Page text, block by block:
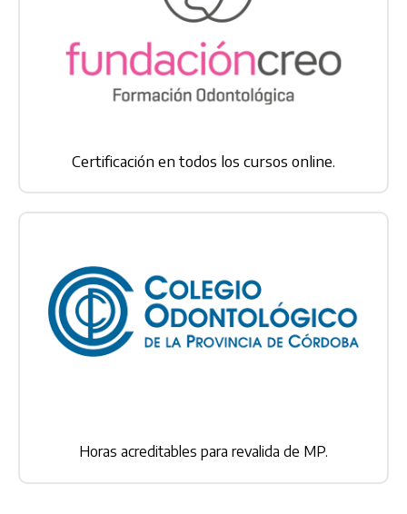
Certificación en todos los cursos online.
Horas acreditables para revalida de MP.